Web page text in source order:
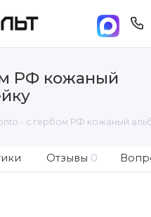
РФ кожаный
- с гербом РФ кожаный
Отзывы 0